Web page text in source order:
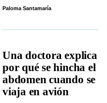
Paloma Santamaría
Una doctora explica
por qué se hincha el
abdomen cuando se
viaja en avión